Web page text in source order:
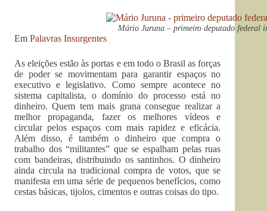
Mário Juruna – primeiro deputado federal
Em Palavras Insurgentes
As eleições estão às portas e em todo o Brasil as forças
de poder se movimentam para garantir espaços no
executivo e legislativo. Como sempre acontece no
sistema capitalista, o domínio do processo está no
dinheiro. Quem tem mais grana consegue realizar a
melhor propaganda, fazer os melhores vídeos e
circular pelos espaços com mais rapidez e eficácia.
Além disso, é também o dinheiro que compra o
trabalho dos “militantes” que se espalham pelas ruas
com bandeiras, distribuindo os santinhos. O dinheiro
ainda circula na tradicional compra de votos, que se
manifesta em uma série de pequenos benefícios, como
cestas básicas, tijolos, cimentos e outras coisas do tipo.